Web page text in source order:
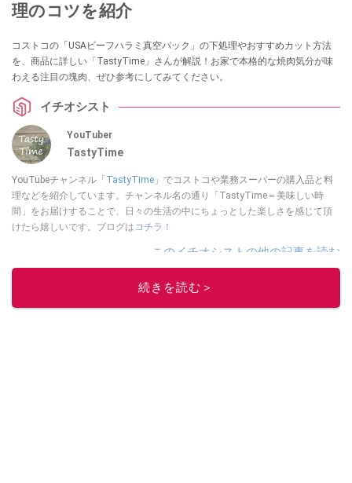
理のコツを紹介
コストコの「USAビーフハラミ真空パック」の下処理やおすすめカット方法
を、商品に詳しい「TastyTime」さんが解説！お家で本格的な焼肉気分が味
わえる注目の塊肉、ぜひ参考にしてみてください。
イチオシスト
YouTuber
TastyTime
YouTubeチャンネル「 TastyTime 」でコストコや業務スーパーの購入品と料
理などを紹介しています。チャンネル名の通り「TastyTime＝美味しい時
間」をお届けすることで、日々の生活の中にちょっとした楽しさを感じて頂
けたら嬉しいです。ブログは コチラ！
このイチオシストの他の記事を読む
続きを読む＞